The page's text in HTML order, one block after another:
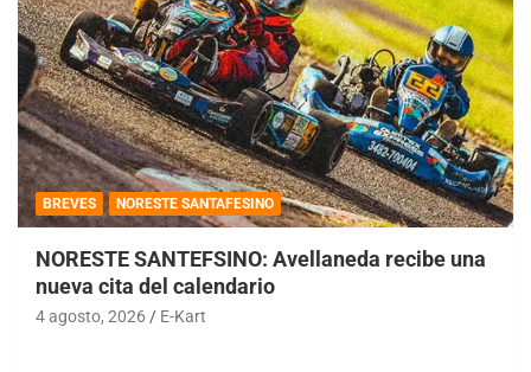
BREVES NORESTE SANTAFESINO
NORESTE SANTEFSINO: Avellaneda recibe una
nueva cita del calendario
4 agosto, 2026 E-Kart